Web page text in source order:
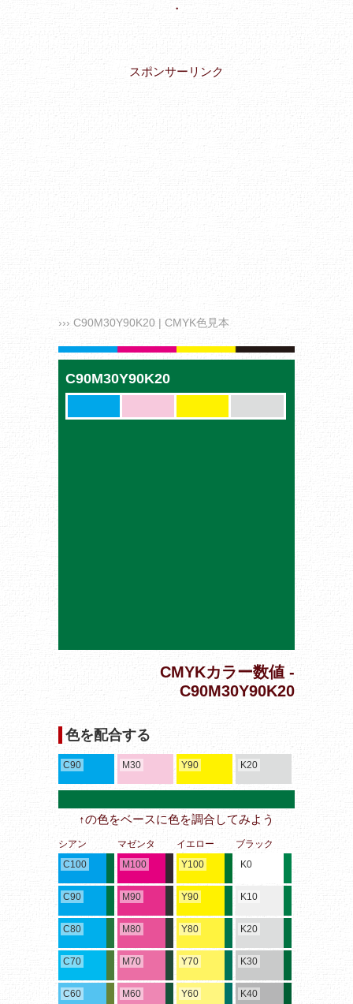
・
スポンサーリンク
››› C90M30Y90K20 | CMYK色見本
C90M30Y90K20
CMYKカラー数値 -
C90M30Y90K20
色を配合する
C90 M30 Y90 K20
↑の色をベースに色を調合してみよう
シアン
C100
C90
C80
C70
C60
マゼンタ
M100
M90
M80
M70
M60
イエロー
Y100
Y90
Y80
Y70
Y60
ブラック
K0
K10
K20
K30
K40